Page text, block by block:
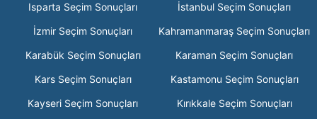
Isparta Seçim Sonuçları
İstanbul Seçim Sonuçları
İzmir Seçim Sonuçları
Kahramanmaraş Seçim Sonuçları
Karabük Seçim Sonuçları
Karaman Seçim Sonuçları
Kars Seçim Sonuçları
Kastamonu Seçim Sonuçları
Kayseri Seçim Sonuçları
Kırıkkale Seçim Sonuçları